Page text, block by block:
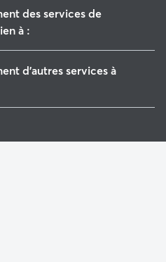
des services de
à :
d'autres services à